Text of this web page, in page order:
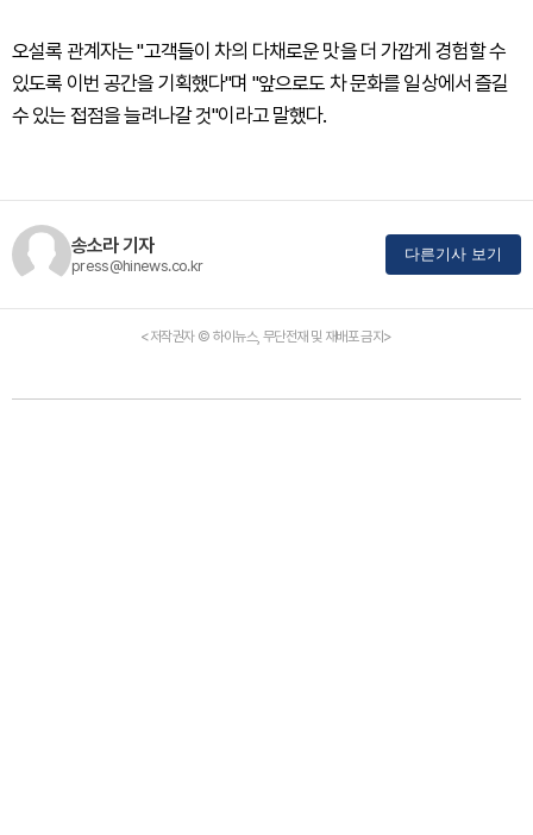
오설록 관계자는 "고객들이 차의 다채로운 맛을 더 가깝게 경험할 수
있도록 이번 공간을 기획했다"며 "앞으로도 차 문화를 일상에서 즐길
수 있는 접점을 늘려나갈 것"이라고 말했다.
송소라 기자
press@hinews.co.kr
다른기사 보기
<저작권자 © 하이뉴스, 무단전재 및 재배포 금지>